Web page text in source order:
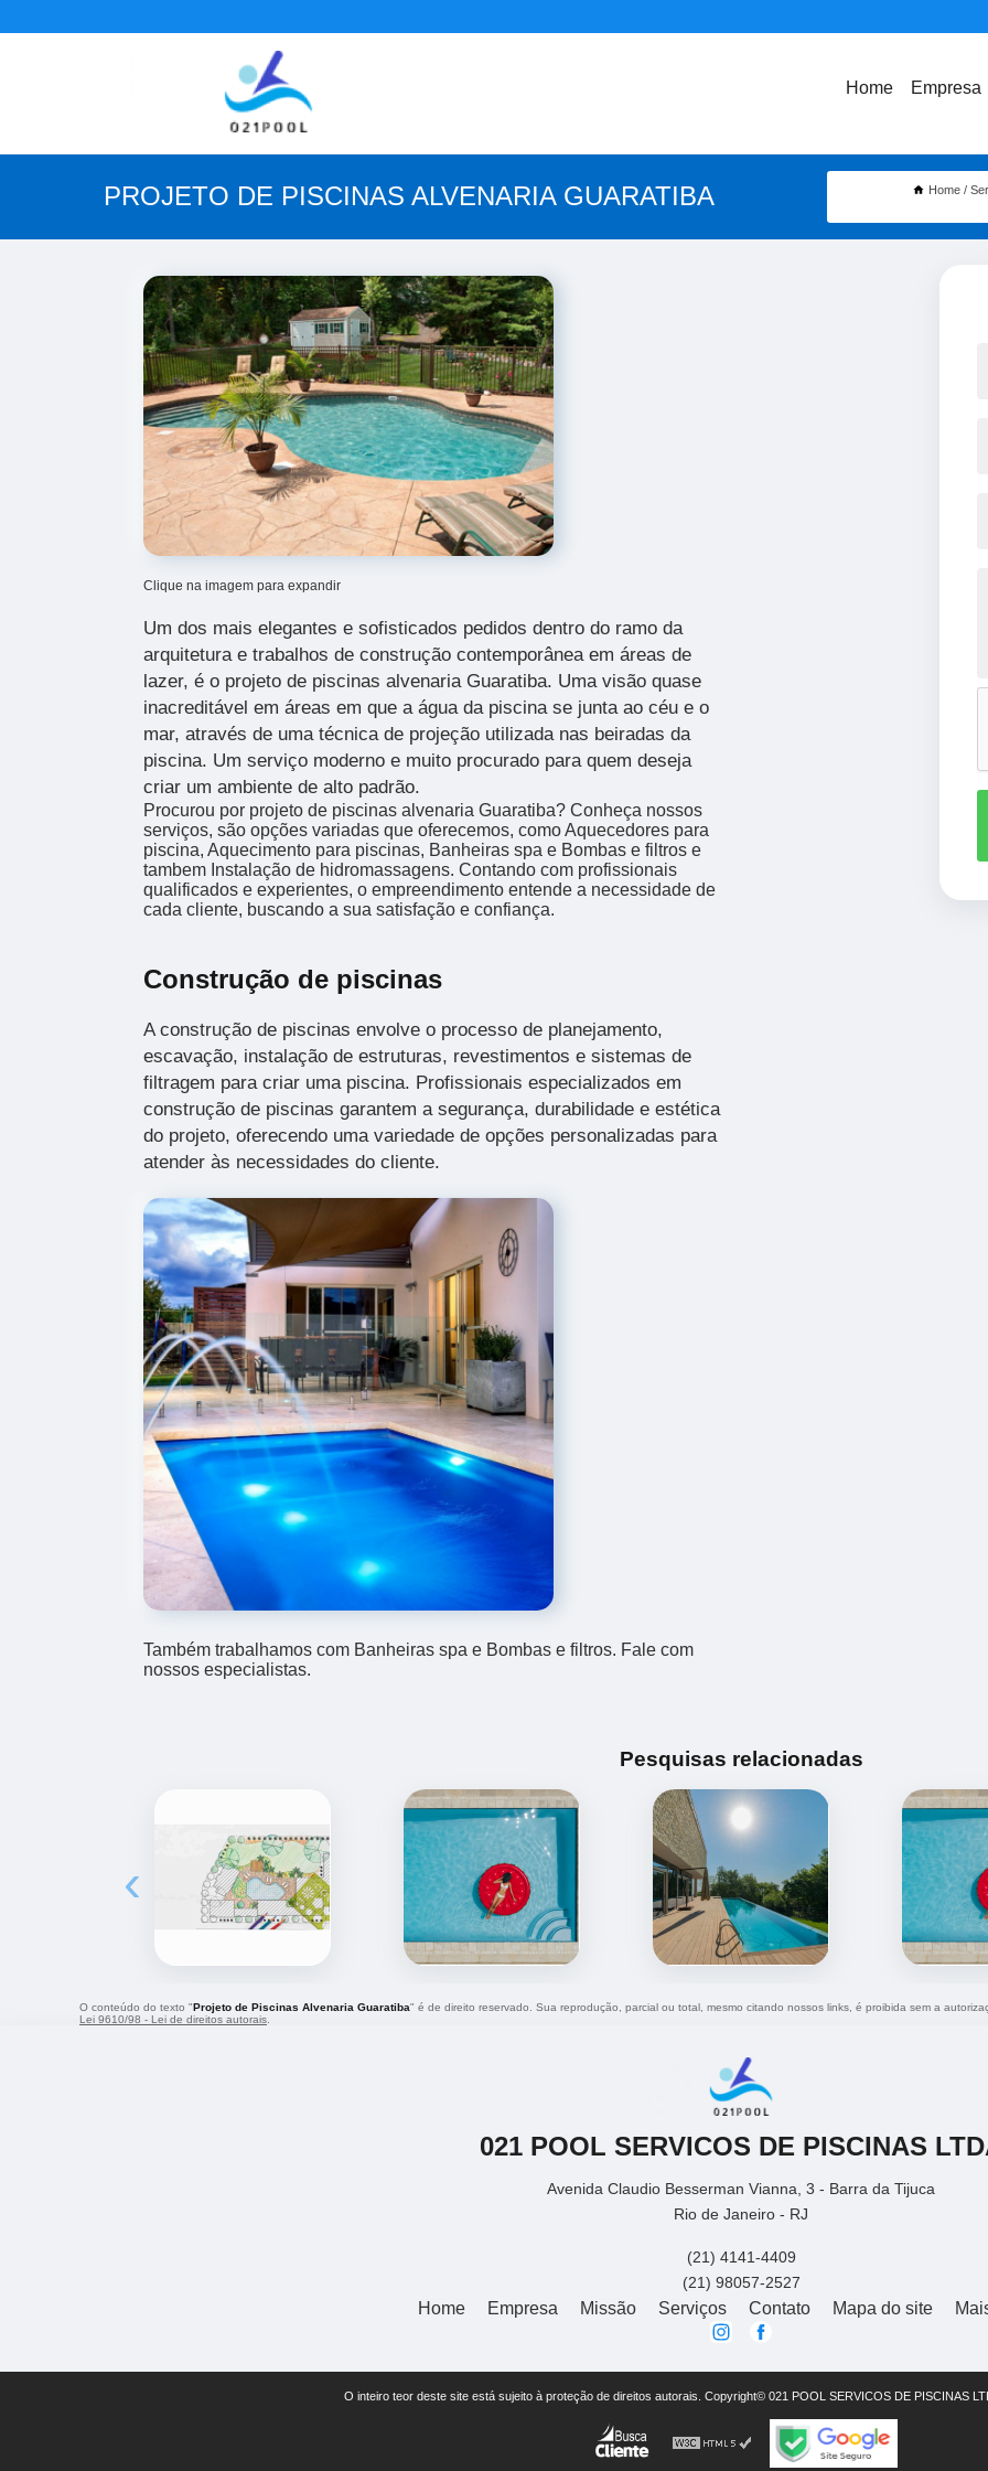
Home Empresa
PROJETO DE PISCINAS ALVENARIA GUARATIBA Home
Clique na imagem para expandir
Um dos mais elegantes e sofisticados pedidos dentro do ramo da
arquitetura e trabalhos de construção contemporânea em áreas de
lazer, é o projeto de piscinas alvenaria Guaratiba. Uma visão quase
inacreditável em áreas em que a água da piscina se junta ao céu e o
mar, através de uma técnica de projeção utilizada nas beiradas da
piscina. Um serviço moderno e muito procurado para quem deseja
criar um ambiente de alto padrão.
Procurou por projeto de piscinas alvenaria Guaratiba? Conheça nossos
serviços, são opções variadas que oferecemos, como Aquecedores para
piscina, Aquecimento para piscinas, Banheiras spa e Bombas e filtros e
tambem Instalação de hidromassagens. Contando com profissionais
qualificados e experientes, o empreendimento entende a necessidade de
cada cliente, buscando a sua satisfação e confiança.
Construção de piscinas
A construção de piscinas envolve o processo de planejamento,
escavação, instalação de estruturas, revestimentos e sistemas de
filtragem para criar uma piscina. Profissionais especializados em
construção de piscinas garantem a segurança, durabilidade e estética
do projeto, oferecendo uma variedade de opções personalizadas para
atender às necessidades do cliente.
Também trabalhamos com Banheiras spa e Bombas e filtros. Fale com
nossos especialistas.
Pesquisas relacionadas
‹
O conteúdo do texto "Projeto de Piscinas Alvenaria Guaratiba" é de direito reservado. Sua reprodução, parcial ou total, mesmo citando nossos links, é proibida sem a
Lei 9610/98 - Lei de direitos autorais
021 POOL SERVICOS DE PISCINAS
Avenida Claudio Besserman Vianna, 3 - Barra da Tijuca
Rio de Janeiro - RJ
(21) 4141-4409
(21) 98057-2527
Home Empresa Missão Serviços Contato Mapa do site
O inteiro teor deste site está sujeito à proteção de direitos autorais. Copyright© 021 POOL SERVICOS DE PISCINAS